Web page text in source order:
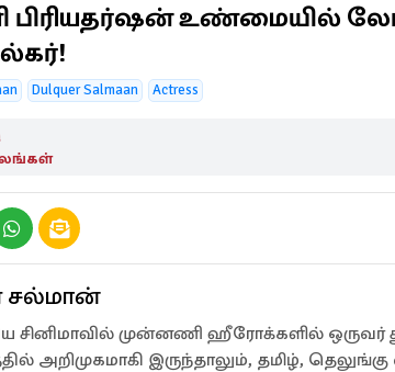
உண்மையில்
Dulquer Salmaan Actress
சல்மான்
சினிமாவில் முன்னணி ஹீரோக்களில் ஒருவர்
அறிமுகமாகி இருந்தாலும், தமிழ்,